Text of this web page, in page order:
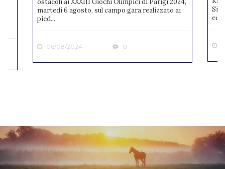
ostacoli ai XXXIII Giochi Olimpici di Parigi 2024,
martedì 6 agosto, sul campo gara realizzato ai
pied...
06/08/2024 0